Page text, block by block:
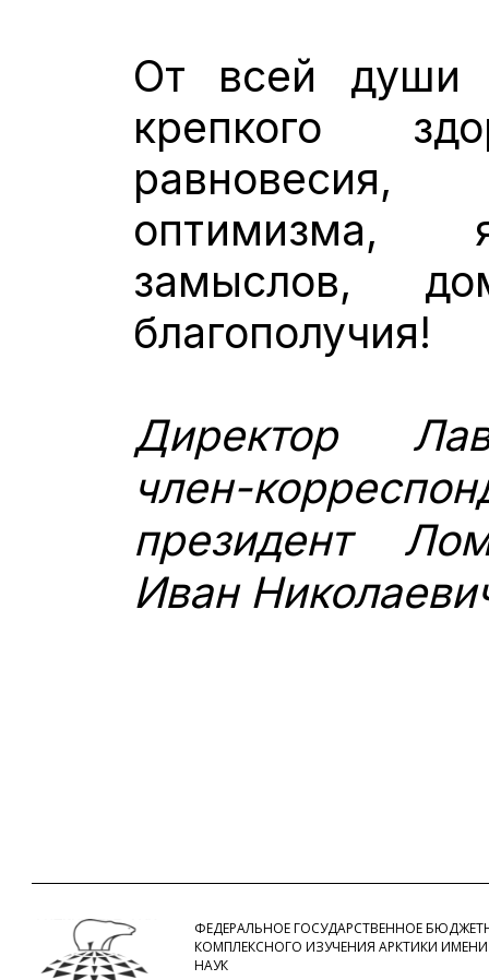
От всей души
крепкого
оптимизма,
замыслов,
благополучия!
Директор
член-
президент
Иван
ФЕДЕРАЛЬНОЕ ГОСУДАРСТВЕННОЕ
КОМПЛЕКСНОГО ИЗУЧЕНИЯ АРКТИКИ
НАУК